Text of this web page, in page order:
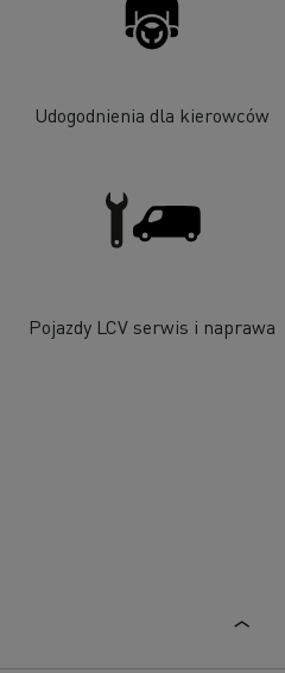
Udogodnienia dla kierowców
Pojazdy LCV serwis i naprawa